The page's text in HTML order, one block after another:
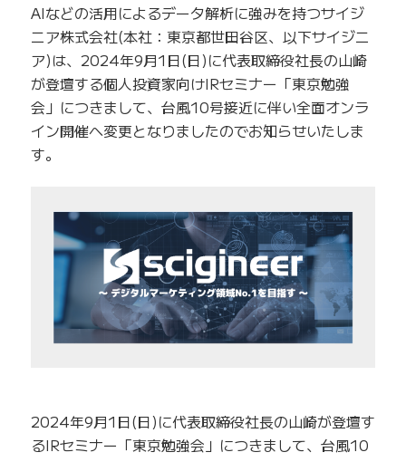
AIなどの活用によるデータ解析に強みを持つサイジ
ニア株式会社(本社：東京都世田谷区、以下サイジニ
ア)は、2024年9月1日(日)に代表取締役社長の山崎
が登壇する個人投資家向けIRセミナー「東京勉強
会」につきまして、台風10号接近に伴い全面オンラ
イン開催へ変更となりましたのでお知らせいたしま
す。
2024年9月1日(日)に代表取締役社長の山崎が登壇す
るIRセミナー「東京勉強会」につきまして、台風10